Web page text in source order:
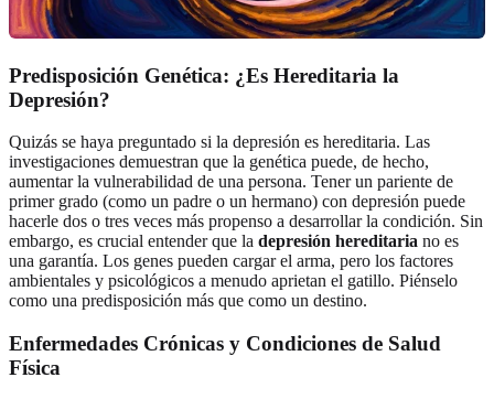
Predisposición Genética: ¿Es Hereditaria la
Depresión?
Quizás se haya preguntado si la depresión es hereditaria. Las
investigaciones demuestran que la genética puede, de hecho,
aumentar la vulnerabilidad de una persona. Tener un pariente de
primer grado (como un padre o un hermano) con depresión puede
hacerle dos o tres veces más propenso a desarrollar la condición. Sin
embargo, es crucial entender que la depresión hereditaria no es
una garantía. Los genes pueden cargar el arma, pero los factores
ambientales y psicológicos a menudo aprietan el gatillo. Piénselo
como una predisposición más que como un destino.
Enfermedades Crónicas y Condiciones de Salud
Física